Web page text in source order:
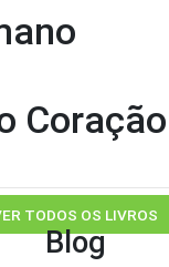
Coração
TODOS OS LIVROS
Blog